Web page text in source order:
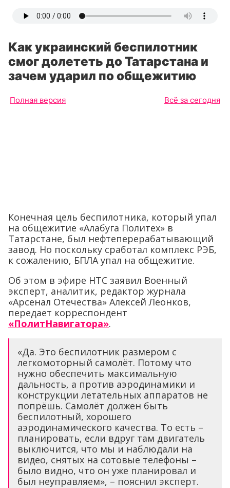
Как украинский беспилотник
смог долететь до Татарстана и
зачем ударил по общежитию
Полная версия Всё за сегодня
Конечная цель беспилотника, который упал
на общежитие «Алабуга Политех» в
Татарстане, был нефтеперерабатывающий
завод. Но поскольку сработал комплекс РЭБ,
к сожалению, БПЛА упал на общежитие.
Об этом в эфире НТС заявил Военный
эксперт, аналитик, редактор журнала
«Арсенал Отечества» Алексей Леонков,
передает корреспондент
«ПолитНавигатора».
«Да. Это беспилотник размером с
легкомоторный самолёт. Потому что
нужно обеспечить максимальную
дальность, а против аэродинамики и
конструкции летательных аппаратов не
попрёшь. Самолёт должен быть
беспилотный, хорошего
аэродинамического качества. То есть –
планировать, если вдруг там двигатель
выключится, что мы и наблюдали на
видео, снятых на сотовые телефоны –
было видно, что он уже планировал и
был неуправляем», – пояснил эксперт.